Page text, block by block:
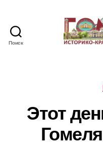
Поиск
Этот